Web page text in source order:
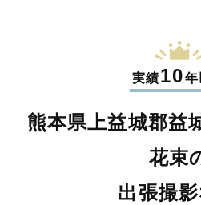
実績10年
熊本県上益城郡益
花束
出張撮